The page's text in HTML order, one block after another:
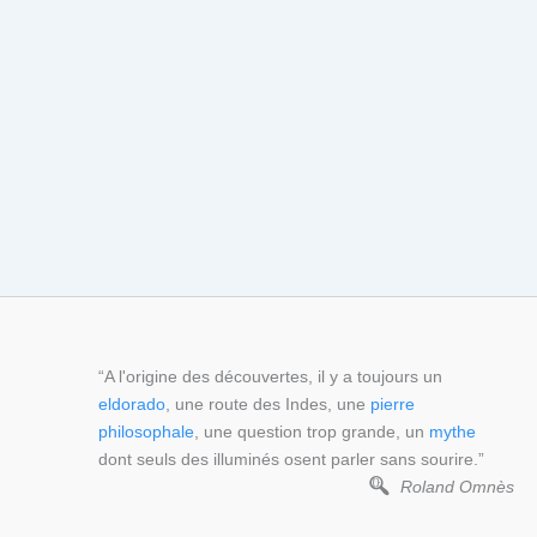
“A l'origine des découvertes, il y a toujours un
eldorado , une route des Indes, une pierre
philosophale , une question trop grande, un mythe
dont seuls des illuminés osent parler sans sourire.”
Roland Omnès